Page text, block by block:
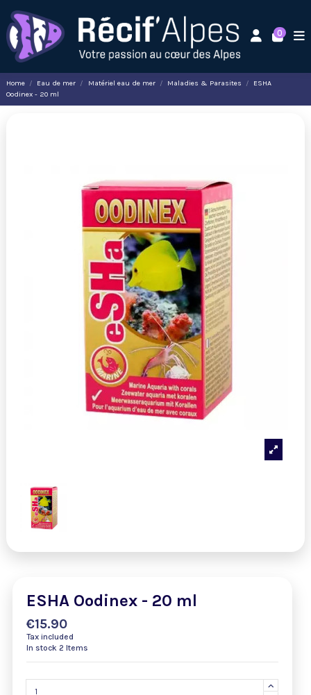
0
Home Eau de mer Matériel eau de mer Maladies & Parasites
ESHA
Oodinex - 20 ml
ESHA Oodinex - 20 ml
€15.90
Tax included
In stock 2 Items